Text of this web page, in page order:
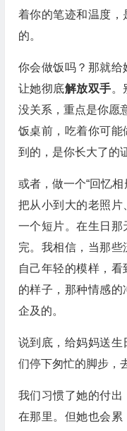
着你的笔迹和温度
的。
你会做饭吗？那就给
让她彻底解放双手。
没关系，重点是你愿
饭桌前，吃着你可
到的，是你长大了的
或者，做一个“回忆
把从小到大的老照
一个短片。在生日
完。我相信，当那些
自己年轻的模样，
的样子，那种情感
企及的。
说到底，给妈妈送
们停下匆忙的脚步，
我们习惯了她的付
在那里。但她也会累